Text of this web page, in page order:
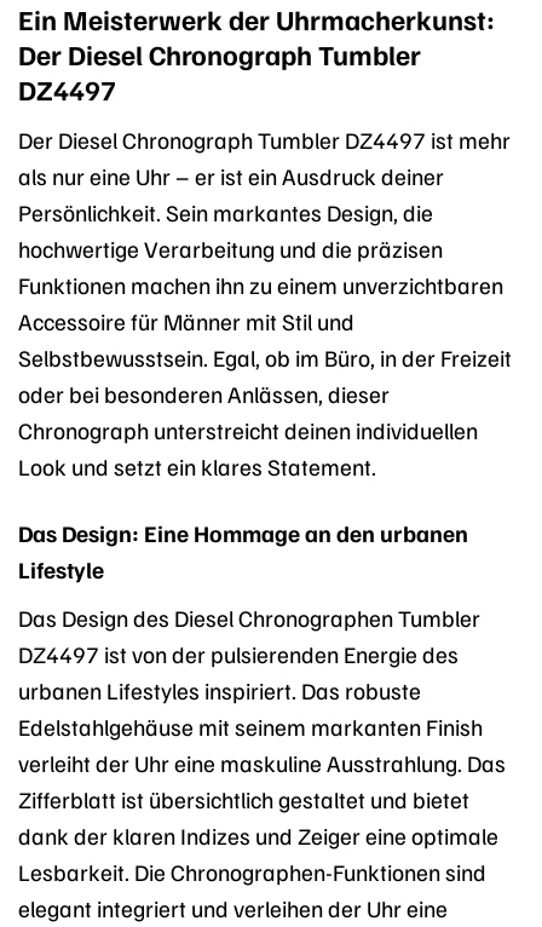
Ein Meisterwerk der Uhrmacherkunst:
Der Diesel Chronograph Tumbler
DZ4497
Der Diesel Chronograph Tumbler DZ4497 ist mehr
als nur eine Uhr – er ist ein Ausdruck deiner
Persönlichkeit. Sein markantes Design, die
hochwertige Verarbeitung und die präzisen
Funktionen machen ihn zu einem unverzichtbaren
Accessoire für Männer mit Stil und
Selbstbewusstsein. Egal, ob im Büro, in der Freizeit
oder bei besonderen Anlässen, dieser
Chronograph unterstreicht deinen individuellen
Look und setzt ein klares Statement.
Das Design: Eine Hommage an den urbanen
Lifestyle
Das Design des Diesel Chronographen Tumbler
DZ4497 ist von der pulsierenden Energie des
urbanen Lifestyles inspiriert. Das robuste
Edelstahlgehäuse mit seinem markanten Finish
verleiht der Uhr eine maskuline Ausstrahlung. Das
Zifferblatt ist übersichtlich gestaltet und bietet
dank der klaren Indizes und Zeiger eine optimale
Lesbarkeit. Die Chronographen-Funktionen sind
elegant integriert und verleihen der Uhr eine